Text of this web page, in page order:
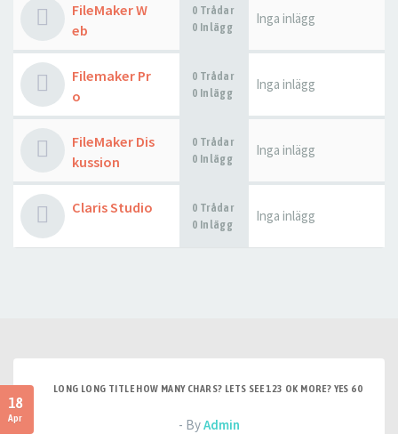
FileMaker W
eb
0 Trådar
0 Inlägg
Inga inlägg
Filemaker Pr
o
0 Trådar
0 Inlägg
Inga inlägg
FileMaker Dis
kussion
0 Trådar
0 Inlägg
Inga inlägg
Claris Studio
0 Trådar
0 Inlägg
Inga inlägg
18
Apr
LONG LONG TITLE HOW MANY CHARS? LETS SEE 123 OK MORE? YES 60
- ByAdmin